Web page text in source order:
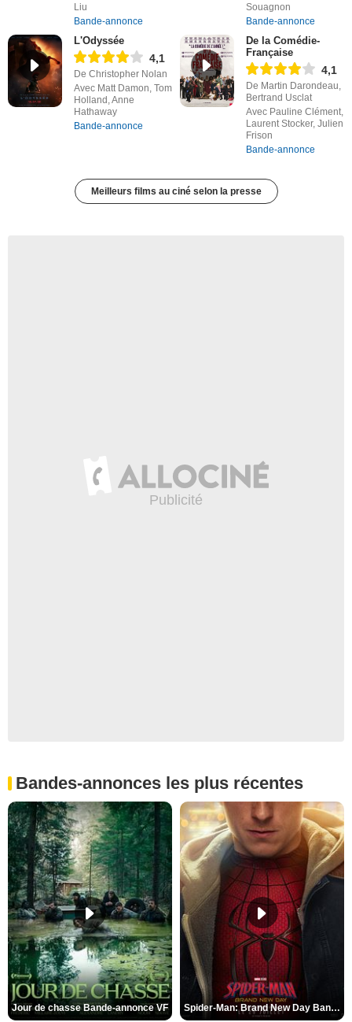
Liu
Bande-annonce
Souagnon
Bande-annonce
L'Odyssée
4,1
De Christopher Nolan
Avec Matt Damon, Tom
Holland, Anne
Hathaway
Bande-annonce
De la Comédie-
Française
4,1
De Martin Darondeau,
Bertrand Usclat
Avec Pauline Clément,
Laurent Stocker, Julien
Frison
Bande-annonce
Meilleurs films au ciné selon la presse
Bandes-annonces les plus récentes
Jour de chasse Bande-annonce VF Spider-Man: Brand New Day Bande-annonce (3) VO STFR